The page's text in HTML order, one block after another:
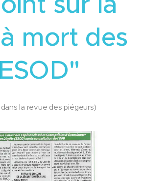
mort des
la revue des piégeurs)